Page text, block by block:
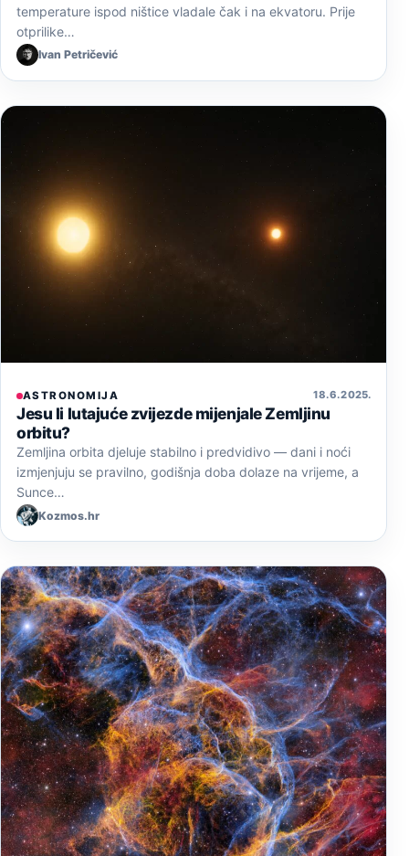
temperature ispod ništice vladale čak i na ekvatoru. Prije
otprilike…
Ivan Petričević
ASTRONOMIJA 18. 6. 2025.
Jesu li lutajuće zvijezde mijenjale Zemljinu
orbitu?
Zemljina orbita djeluje stabilno i predvidivo — dani i noći
izmjenjuju se pravilno, godišnja doba dolaze na vrijeme, a
Sunce…
Kozmos.hr